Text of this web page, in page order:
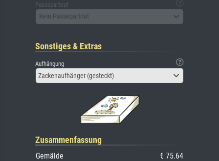
Passepartout
Kein Passepartout
Sonstiges & Extras
Aufhängung
Zackenaufhänger (gesteckt)
Zusammenfassung
Gemälde
€ 75.64